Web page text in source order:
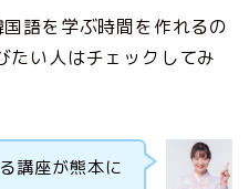
語を学ぶ時間を作れるの
たい人はチェックしてみ
講座が熊本に